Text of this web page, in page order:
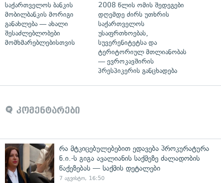
საქართველოს ბანკის
მობილბანკის მორიგი
განახლება — ახალი
შესაძლებლობები
მომხმარებლებისთვის
2008 წლის ომის შედეგები
დღემდე ძირს უთხრის
საქართველოს
უსაფრთხოებას,
სუვერენიტეტსა და
ტერიტორიულ მთლიანობას
— ევროკავშირის
პრესპიკერის განცხადება
კომენტარები
რა მტკიცებულებებით ედავება პროკურატურა
ნ.ი.-ს გიგა ავალიანის საქმეზე ძალადობის
წაქეზებას — საქმის დეტალები
7 აგვისტო, 16:50